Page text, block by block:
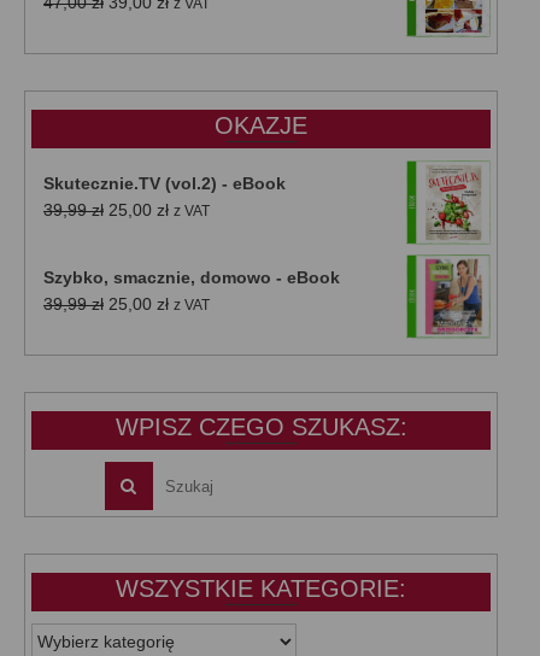
wynosiła:wynosi:
z VAT
OKAZJE
Skutecznie.TV (vol.2) - eBook
39,99zł Pierwotna
39,99 zł.
25,00 złAktualna
25,00 zł.
z VAT
Szybko, smacznie, domowo - eBook
39,99zł Pierwotna
wynosiła:
25,00 złAktualna
wynosi:
z VAT
WPISZ CZEGO SZUKASZ:
WSZYSTKIE KATEGORIE:
WSZYSTKIE